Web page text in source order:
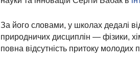
За його словами, у школах дедалі
природничих дисциплін — фізики,
повна відсутність притоку молодих